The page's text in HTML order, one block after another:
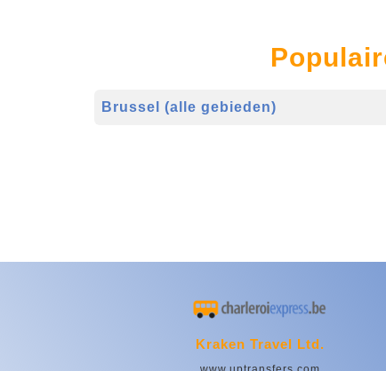
Brussel (alle gebieden)
Kraken Travel Ltd.